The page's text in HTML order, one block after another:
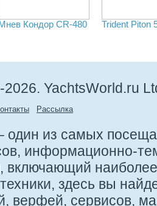
Мнев Кондор CR-480 Trident Piton
YachtsWorld.ru
Рассылка
один из самых
информационно-
включающий
здесь вы
верфей, сервисов,